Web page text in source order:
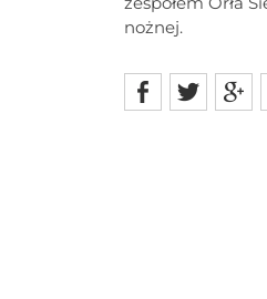
nożnej.